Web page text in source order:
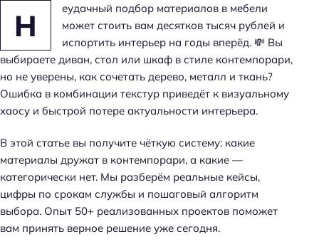
Н
еудачный подбор материалов в мебели
может стоить вам десятков тысяч рублей и
испортить интерьер на годы вперёд. 💸 Вы
выбираете диван, стол или шкаф в стиле контемпорари,
но не уверены, как сочетать дерево, металл и ткань?
Ошибка в комбинации текстур приведёт к визуальному
хаосу и быстрой потере актуальности интерьера.
В этой статье вы получите чёткую систему: какие
материалы дружат в контемпорари, а какие —
категорически нет. Мы разберём реальные кейсы,
цифры по срокам службы и пошаговый алгоритм
выбора. Опыт 50+ реализованных проектов поможет
вам принять верное решение уже сегодня.